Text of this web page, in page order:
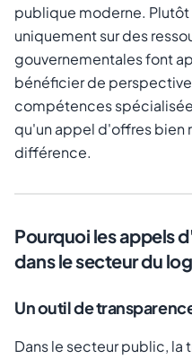
publique moderne.
uniquement sur des
gouvernementales font
bénéficier de
compétences
qu'un appel d'offres bien
différence.
Pourquoi les appels
dans le secteur du
Un outil de
Dans le secteur public, la